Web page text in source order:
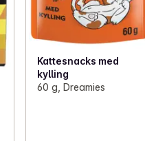
Kattesnacks med
kylling
60 g, Dreamies